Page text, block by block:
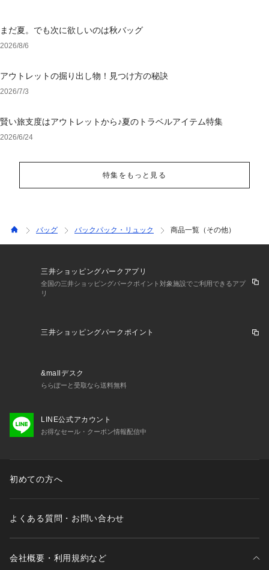
まだ夏。でも次に欲しいのは秋バッグ
2026/8/6
アウトレットの掘り出し物！見つけ方の秘訣
2026/7/3
賢い旅支度はアウトレットから♪夏のトラベルアイテム特集
2026/6/24
特集をもっと見る
バッグ バックパック・リュック 商品一覧（その他）
三井ショッピングパークアプリ
全国の三井ショッピングパークポイント対象施設でご利用できるアプ
リ
三井ショッピングパークポイント
&mallデスク
ららぽーと受取なら送料無料
LINE公式アカウント
お得なセール・クーポン情報配信中
初めての方へ
よくある質問・お問い合わせ
会社概要・利用規約など